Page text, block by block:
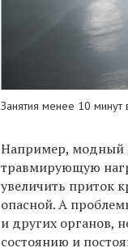
Занятия менее 10
Например, модный
травмирующую
увеличить приток
опасной. А
и других органов,
состоянию и